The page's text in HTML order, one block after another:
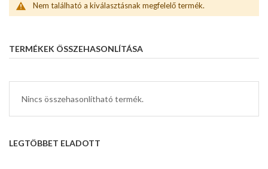
Nem található a kiválasztásnak megfelelő termék.
TERMÉKEK ÖSSZEHASONLÍTÁSA
Nincs összehasonlítható termék.
LEGTÖBBET ELADOTT